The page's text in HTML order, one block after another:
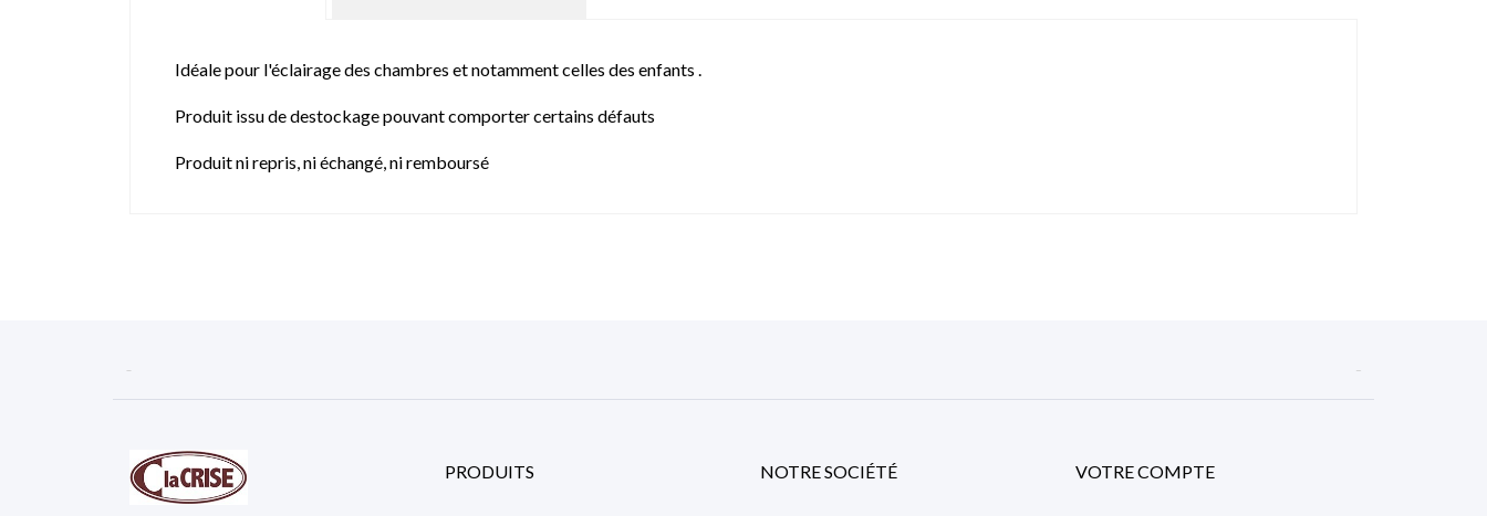
Idéale pour l'éclairage des chambres et notamment celles des enfants .
Produit issu de destockage pouvant comporter certains défauts
Produit ni repris, ni échangé, ni remboursé
 
PRODUITS NOTRE SOCIÉTÉ VOTRE COMPTE